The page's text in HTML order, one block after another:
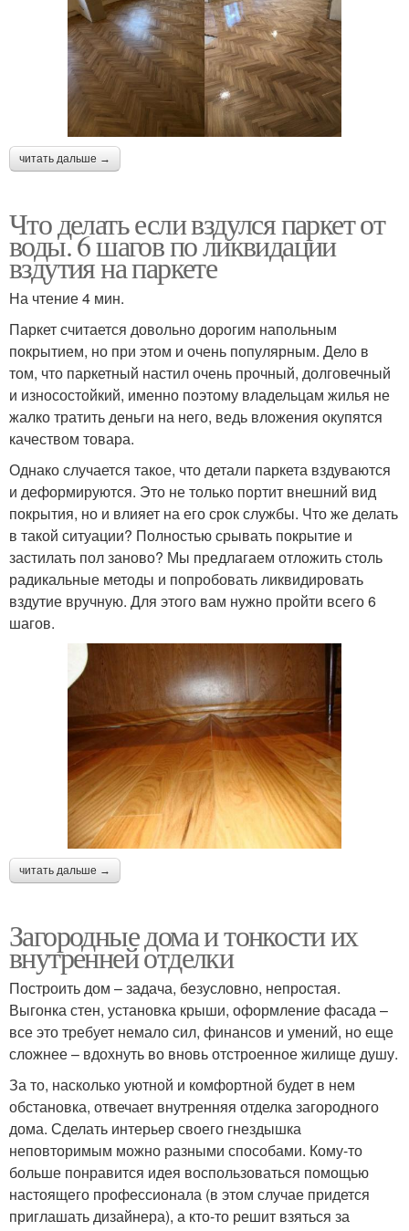
читать дальше →
Что делать если вздулся паркет от
воды. 6 шагов по ликвидации
вздутия на паркете
На чтение 4 мин.
Паркет считается довольно дорогим напольным
покрытием, но при этом и очень популярным. Дело в
том, что паркетный настил очень прочный, долговечный
и износостойкий, именно поэтому владельцам жилья не
жалко тратить деньги на него, ведь вложения окупятся
качеством товара.
Однако случается такое, что детали паркета вздуваются
и деформируются. Это не только портит внешний вид
покрытия, но и влияет на его срок службы. Что же делать
в такой ситуации? Полностью срывать покрытие и
застилать пол заново? Мы предлагаем отложить столь
радикальные методы и попробовать ликвидировать
вздутие вручную. Для этого вам нужно пройти всего 6
шагов.
читать дальше →
Загородные дома и тонкости их
внутренней отделки
Построить дом – задача, безусловно, непростая.
Выгонка стен, установка крыши, оформление фасада –
все это требует немало сил, финансов и умений, но еще
сложнее – вдохнуть во вновь отстроенное жилище душу.
За то, насколько уютной и комфортной будет в нем
обстановка, отвечает внутренняя отделка загородного
дома. Сделать интерьер своего гнездышка
неповторимым можно разными способами. Кому-то
больше понравится идея воспользоваться помощью
настоящего профессионала (в этом случае придется
приглашать дизайнера), а кто-то решит взяться за